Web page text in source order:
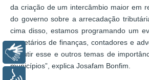
da criação de um intercâmbio maior em
do governo sobre a arrecadação
cima disso, estamos programando um
secretários de finanças, contadores e
discutir esse e outros temas de
municípios”, explica Josafam Bonfim.
Libras